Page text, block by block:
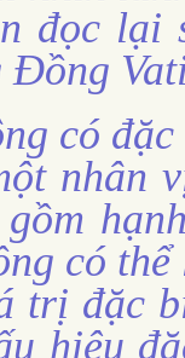
đọc lại
Đồng
có
nhân
có
trị đặc
hiệu